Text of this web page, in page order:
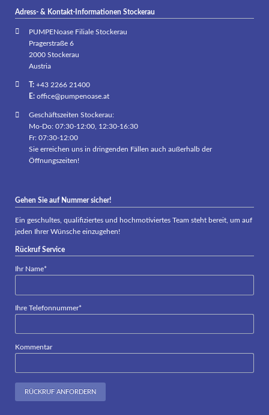
Adress- & Kontakt-Informationen Stockerau
PUMPENoase Filiale Stockerau
Pragerstraße 6
2000 Stockerau
Austria
T:+43 2266 21400
E: office@pumpenoase.at
Geschäftszeiten Stockerau:
Mo-Do: 07:30-12:00, 12:30-16:30
Fr: 07:30-12:00
Sie erreichen uns in dringenden Fällen auch außerhalb der
Öffnungszeiten!
Gehen Sie auf Nummer sicher!
Ein geschultes, qualifiziertes und hochmotiviertes Team steht bereit, um auf
jeden Ihrer Wünsche einzugehen!
Rückruf Service
Pflichtfeld
Ihr Name*
Pflichtfeld
Ihre Telefonnummer*
Kommentar
RÜCKRUF ANFORDERN